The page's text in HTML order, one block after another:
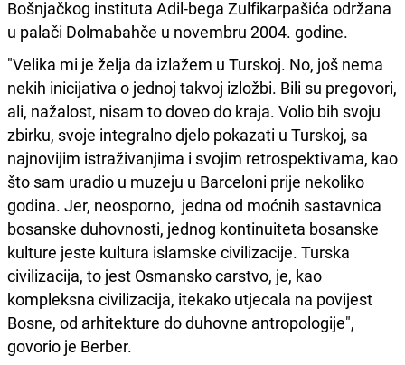
Bošnjačkog instituta Adil-bega Zulfikarpašića održana
u palači Dolmabahče u novembru 2004. godine.
"Velika mi je želja da izlažem u Turskoj. No, još nema
nekih inicijativa o jednoj takvoj izložbi. Bili su pregovori,
ali, nažalost, nisam to doveo do kraja. Volio bih svoju
zbirku, svoje integralno djelo pokazati u Turskoj, sa
najnovijim istraživanjima i svojim retrospektivama, kao
što sam uradio u muzeju u Barceloni prije nekoliko
godina. Jer, neosporno, jedna od moćnih sastavnica
bosanske duhovnosti, jednog kontinuiteta bosanske
kulture jeste kultura islamske civilizacije. Turska
civilizacija, to jest Osmansko carstvo, je, kao
kompleksna civilizacija, itekako utjecala na povijest
Bosne, od arhitekture do duhovne antropologije",
govorio je Berber.